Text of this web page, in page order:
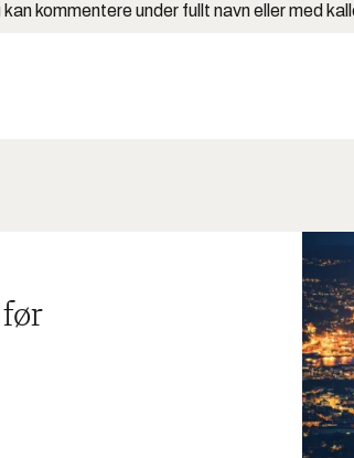
kommentere under fullt navn eller med